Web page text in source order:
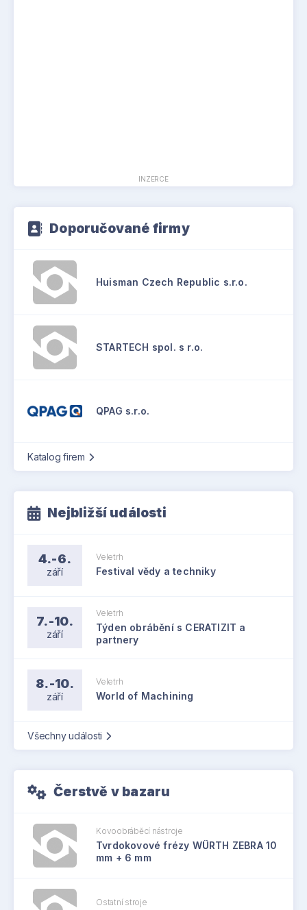
INZERCE
Doporučované firmy
Huisman Czech Republic s.r.o.
STARTECH spol. s r.o.
QPAG s.r.o.
Katalog firem
Nejbližší události
4.-6.
září
Veletrh
Festival vědy a techniky
7.-10.
září
Veletrh
Týden obrábění s CERATIZIT a
partnery
8.-10.
září
Veletrh
World of Machining
Všechny události
Čerstvě v bazaru
Kovoobráběcí nástroje
Tvrdokovové frézy WÜRTH ZEBRA 10
mm + 6 mm
Ostatní stroje